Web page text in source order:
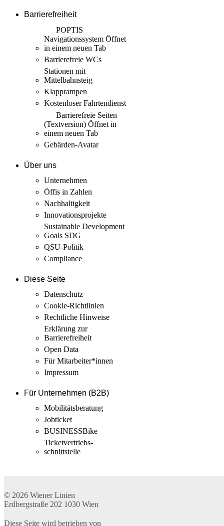
Barrierefreiheit
POPTIS
Navigationssystem Öffnet
in einem neuen Tab
Barrierefreie WCs
Stationen mit
Mittelbahnsteig
Klapprampen
Kostenloser Fahrtendienst
Barrierefreie Seiten
(Textversion) Öffnet in
einem neuen Tab
Gebärden-Avatar
Über uns
Unternehmen
Öffis in Zahlen
Nachhaltigkeit
Innovations­projekte
Sustainable Development
Goals SDG
QSU-Politik
Compliance
Diese Seite
Datenschutz
Cookie-Richtlinien
Rechtliche Hinweise
Erklärung zur
Barrierefreiheit
Open Data
Für Mitarbeiter­*innen
Impressum
Für Unternehmen (B2B)
Mobilitäts­beratung
Jobticket
BUSINESSBike
Ticketvertriebs­
schnittstelle
© 2026 Wiener Linien
Erdbergstraße 202 1030 Wien
Diese Seite wird betrieben von